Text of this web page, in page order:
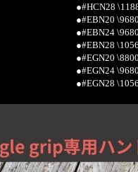
●#HCN28
●#EBN20
●#EBN24
●#EBN28
●#EGN20
●#EGN24
●#EGN28